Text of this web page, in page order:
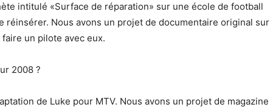
intitulé «Surface de réparation» sur une école de football
réinsérer. Nous avons un projet de documentaire original sur
un pilote avec eux.
2008 ?
de Luke pour MTV. Nous avons un projet de magazine